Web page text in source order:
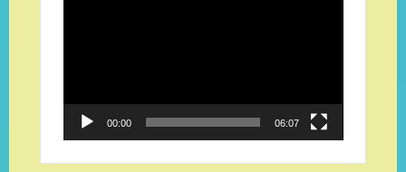
00:00 06:07